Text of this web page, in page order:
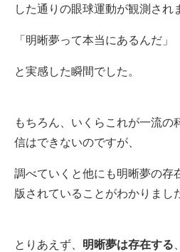
した通りの眼球運動が観測され
「明晰夢って本当にあるんだ」
と実感した瞬間でした。
もちろん、いくらこれが一流の
信はできないのですが、
調べていくと他にも明晰夢の存
版されていることがわかりまし
とりあえず、 明晰夢は存在する